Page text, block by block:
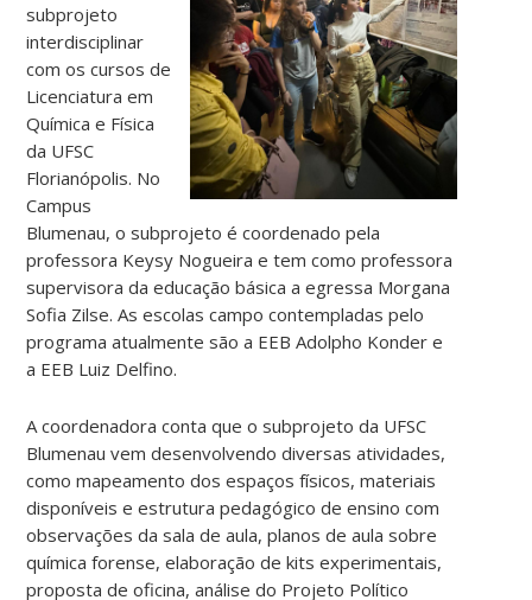
subprojeto
interdisciplinar
com os cursos de
Licenciatura em
Química e Física
da UFSC
Florianópolis. No
Campus
Blumenau, o subprojeto é coordenado pela
professora Keysy Nogueira e tem como professora
supervisora da educação básica a egressa Morgana
Sofia Zilse. As escolas campo contempladas pelo
programa atualmente são a EEB Adolpho Konder e
a EEB Luiz Delfino.
A coordenadora conta que o subprojeto da UFSC
Blumenau vem desenvolvendo diversas atividades,
como mapeamento dos espaços físicos, materiais
disponíveis e estrutura pedagógico de ensino com
observações da sala de aula, planos de aula sobre
química forense, elaboração de kits experimentais,
proposta de oficina, análise do Projeto Político